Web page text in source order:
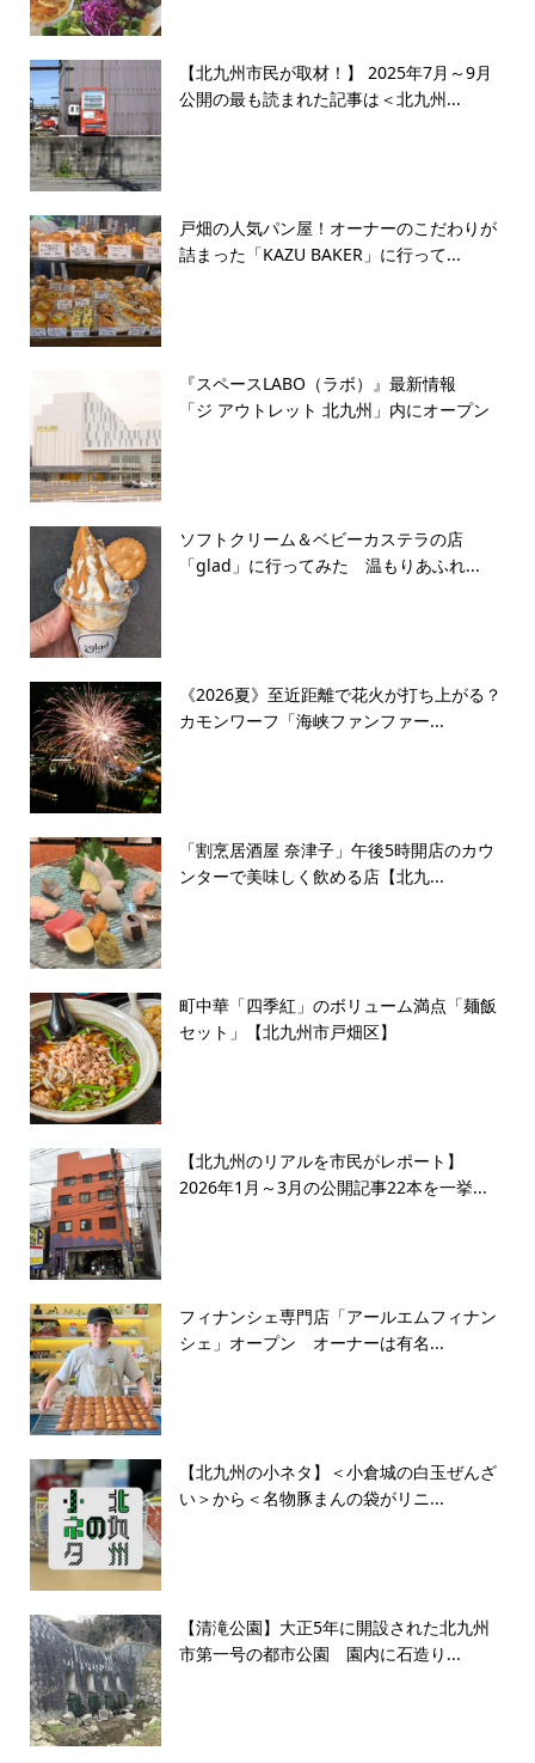
【北九州市民が取材！】 2025年7月～9月
公開の最も読まれた記事は＜北九州...
戸畑の人気パン屋！オーナーのこだわりが
詰まった「KAZU BAKER」に行って...
『スペースLABO（ラボ）』最新情報
「ジ アウトレット 北九州」内にオープン
ソフトクリーム＆ベビーカステラの店
「glad」に行ってみた 温もりあふれ...
《2026夏》至近距離で花火が打ち上がる？
カモンワーフ「海峡ファンファー...
「割烹居酒屋 奈津子」午後5時開店のカウ
ンターで美味しく飲める店【北九...
町中華「四季紅」のボリューム満点「麺飯
セット」【北九州市戸畑区】
【北九州のリアルを市民がレポート】
2026年1月～3月の公開記事22本を一挙...
フィナンシェ専門店「アールエムフィナン
シェ」オープン オーナーは有名...
【北九州の小ネタ】＜小倉城の白玉ぜんざ
い＞から＜名物豚まんの袋がリニ...
【清滝公園】大正5年に開設された北九州
市第一号の都市公園 園内に石造り...